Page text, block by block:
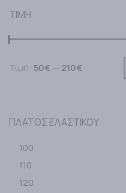
TIMH
Τιμή: 50€ — 210€
ΠΛΑΤΟΣ ΕΛΑΣΤΙΚΟΥ
100
110
120